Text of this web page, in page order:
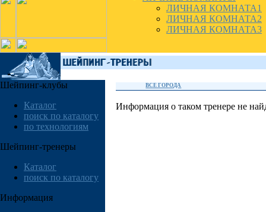
ЛИЧНАЯ КОМНАТА1
ЛИЧНАЯ КОМНАТА2
ЛИЧНАЯ КОМНАТА3
Шейпинг-клубы
Каталог
поиск по каталогу
по технологиям
Шейпинг-тренеры
Каталог
поиск по каталогу
Информация
ВСЕ ГОРОДА
Информация о таком тренере не